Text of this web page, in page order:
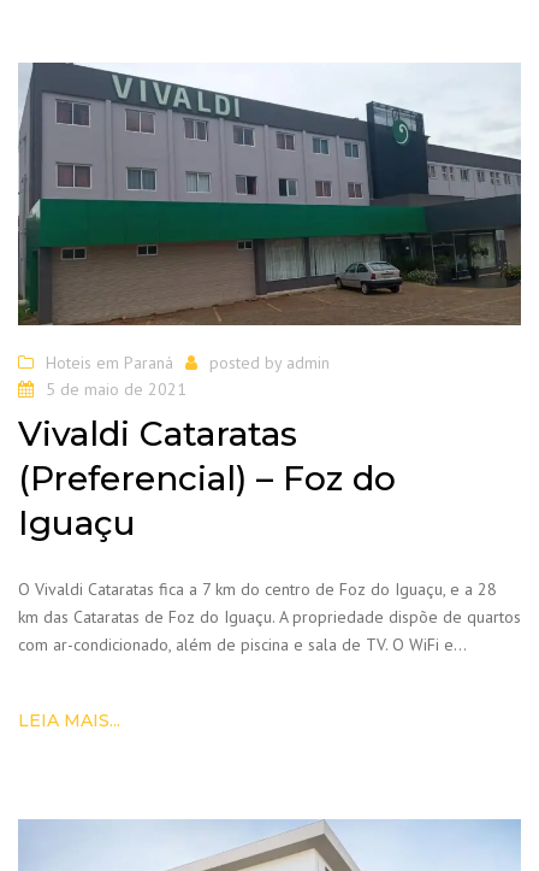
Hoteis em Paraná posted by admin
5 de maio de 2021
Vivaldi Cataratas
(Preferencial) – Foz do
Iguaçu
O Vivaldi Cataratas fica a 7 km do centro de Foz do Iguaçu, e a 28
km das Cataratas de Foz do Iguaçu. A propriedade dispõe de quartos
com ar-condicionado, além de piscina e sala de TV. O WiFi e…
LEIA MAIS...